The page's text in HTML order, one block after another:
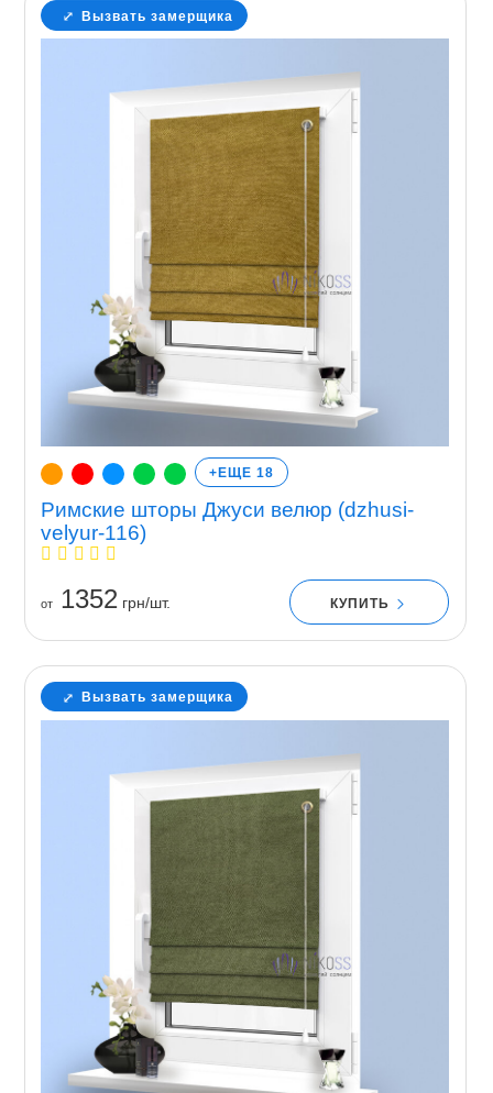
Вызвать замерщика
+ЕЩЕ 18
Римские шторы Джуси велюр (dzhusi-
velyur-116)
от1352грн/шт. КУПИТЬ
Вызвать замерщика